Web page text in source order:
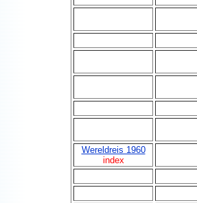
Wereldreis 1960
index